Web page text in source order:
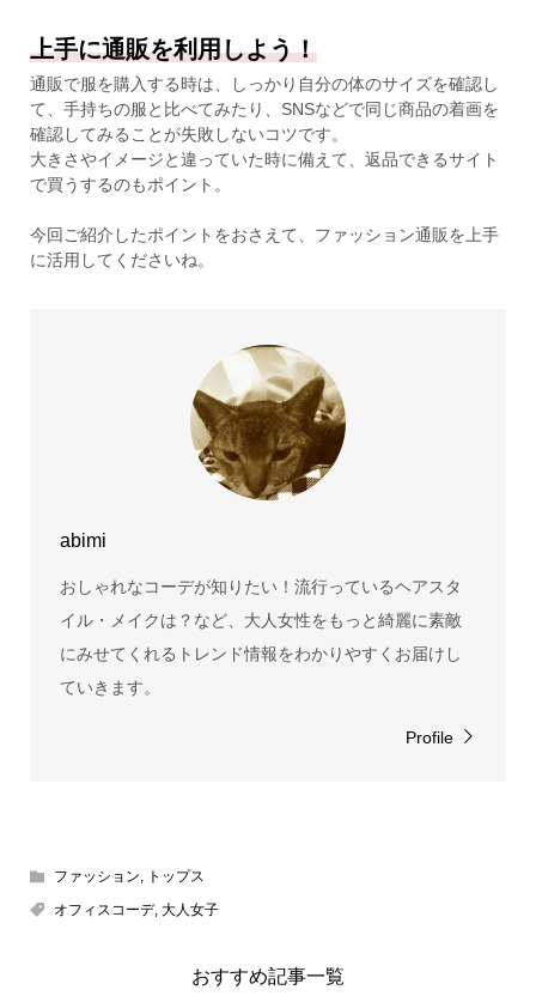
上手に通販を利用しよう！
通販で服を購入する時は、しっかり自分の体のサイズを確認し
て、手持ちの服と比べてみたり、SNSなどで同じ商品の着画を
確認してみることが失敗しないコツです。
大きさやイメージと違っていた時に備えて、返品できるサイト
で買うするのもポイント。
今回ご紹介したポイントをおさえて、ファッション通販を上手
に活用してくださいね。
abimi
おしゃれなコーデが知りたい！流行っているヘアスタ
イル・メイクは？など、大人女性をもっと綺麗に素敵
にみせてくれるトレンド情報をわかりやすくお届けし
ていきます。
Profile
ファッション, トップス
オフィスコーデ, 大人女子
おすすめ記事一覧